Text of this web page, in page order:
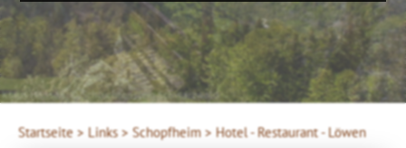
Klaus Hansen, © Schluchtensteig Schwarzwald
Startseite > Links > Schopfheim > Hotel - Restaurant - Löwen